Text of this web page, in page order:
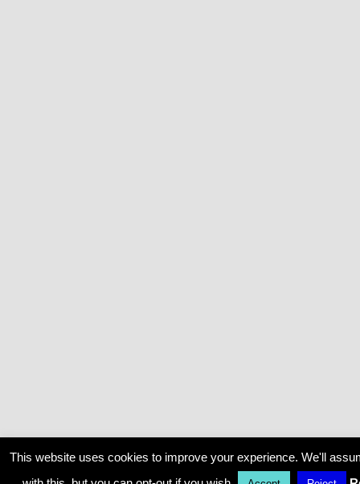
This website uses cookies to improve your experience. We'll